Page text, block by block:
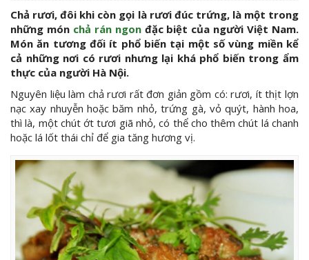
Chả rươi, đôi khi còn gọi là rươi đúc trứng, là một trong
những món chả rán ngonđặc biệt của người Việt Nam.
Món ăn tương đối ít phổ biến tại một số vùng miền kể
cả những nơi có rươi nhưng lại khá phổ biến trong ẩm
thực của người Hà Nội.
Nguyên liệu làm chả rươi rất đơn giản gồm có: rươi, ít thịt lợn
nạc xay nhuyễn hoặc băm nhỏ, trứng gà, vỏ quýt, hành hoa,
thì là, một chút ớt tươi giã nhỏ, có thể cho thêm chút lá chanh
hoặc lá lốt thái chỉ để gia tăng hương vị.